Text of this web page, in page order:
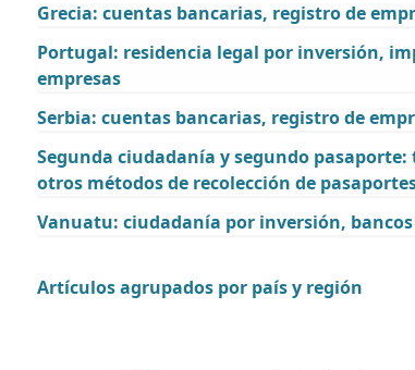
Grecia: cuentas bancarias, registro de
Portugal: residencia legal por inversión,
empresas
Serbia: cuentas bancarias, registro de
Segunda ciudadanía y segundo
otros métodos de recolección de
Vanuatu: ciudadanía por inversión,
Artículos agrupados por país y región